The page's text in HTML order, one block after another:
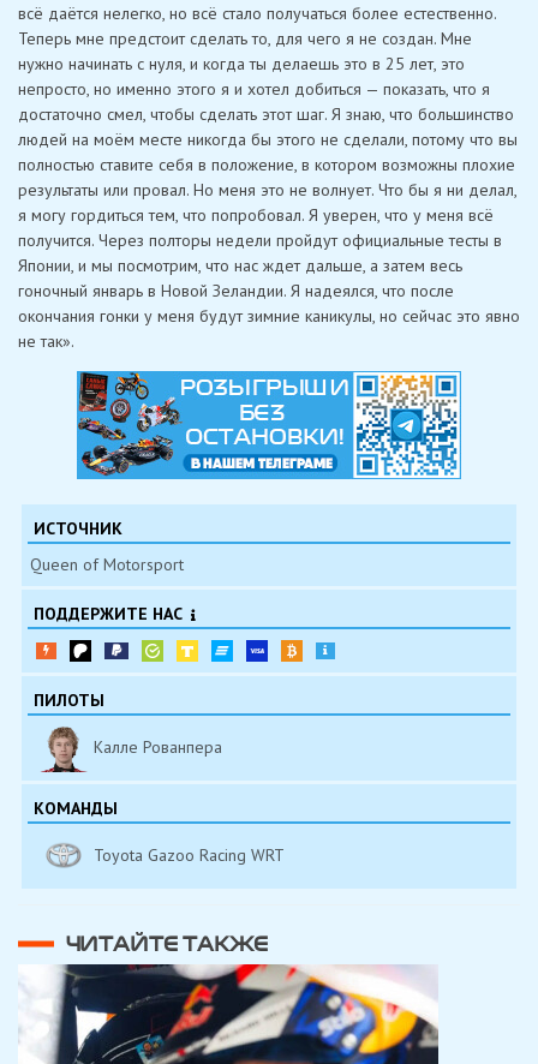
всё даётся нелегко, но всё стало получаться более естественно.
Теперь мне предстоит сделать то, для чего я не создан. Мне
нужно начинать с нуля, и когда ты делаешь это в 25 лет, это
непросто, но именно этого я и хотел добиться — показать, что я
достаточно смел, чтобы сделать этот шаг. Я знаю, что большинство
людей на моём месте никогда бы этого не сделали, потому что вы
полностью ставите себя в положение, в котором возможны плохие
результаты или провал. Но меня это не волнует. Что бы я ни делал,
я могу гордиться тем, что попробовал. Я уверен, что у меня всё
получится. Через полторы недели пройдут официальные тесты в
Японии, и мы посмотрим, что нас ждет дальше, а затем весь
гоночный январь в Новой Зеландии. Я надеялся, что после
окончания гонки у меня будут зимние каникулы, но сейчас это явно
не так».
ИСТОЧНИК
Queen of Motorsport
ПОДДЕРЖИТЕ НАС
ПИЛОТЫ
Калле Рованпера
КОМАНДЫ
Toyota Gazoo Racing WRT
ЧИТАЙТЕ ТАКЖЕ